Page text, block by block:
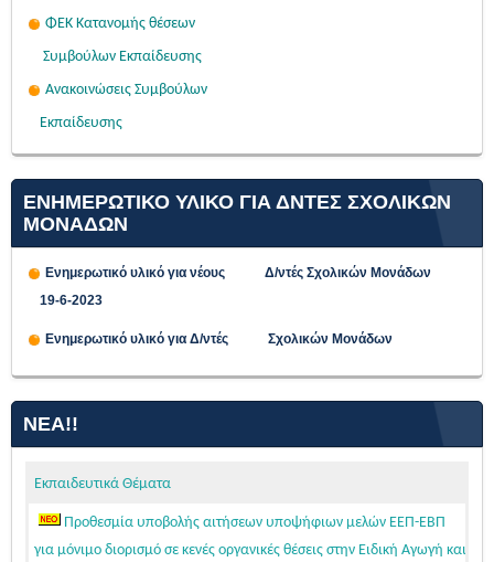
ΦΕΚ Κατανομής θέσεων
Συμβούλων Εκπαίδευσης
Ανακοινώσεις Συμβούλων
Εκπαίδευσης
ΕΝΗΜΕΡΩΤΙΚΟ ΥΛΙΚΟ ΓΙΑ ΔΝΤΕΣ ΣΧΟΛΙΚΩΝ
ΜΟΝΑΔΩΝ
Ενημερωτικό υλικό για νέους Δ/ντές Σχολικών Μονάδων
19-6-2023
Ενημερωτικό υλικό για Δ/ντές Σχολικών Μονάδων
ΝΈΑ!!
Εκπαιδευτικά Θέματα
Προθεσμία υποβολής αιτήσεων υποψήφιων μελών ΕΕΠ-ΕΒΠ
για μόνιμο διορισμό σε κενές οργανικές θέσεις στην Ειδική Αγωγή και